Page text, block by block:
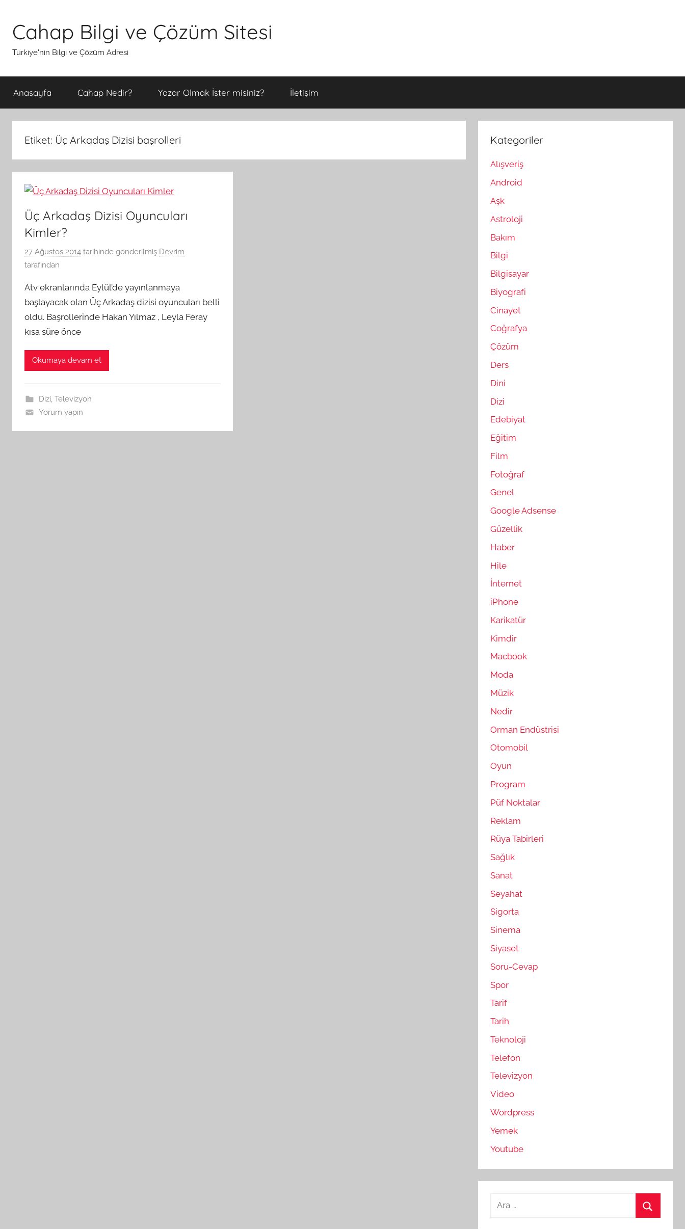
Cahap Bilgi ve Çözüm Sitesi
Türkiye'nin Bilgi ve Çözüm Adresi
Anasayfa Cahap Nedir? Yazar Olmak İster misiniz? İletişim
Etiket: Üç Arkadaş Dizisi başrolleri
Üç Arkadaş Dizisi Oyuncuları
Kimler?
27 Ağustos 2014 tarihinde gönderilmiş Devrim
tarafından
Atv ekranlarında Eylül’de yayınlanmaya
başlayacak olan Üç Arkadaş dizisi oyuncuları belli
oldu. Başrollerinde Hakan Yılmaz , Leyla Feray
kısa süre önce
Okumaya devam et
Dizi, Televizyon
Yorum yapın
Kategoriler
Alışveriş
Android
Aşk
Astroloji
Bakım
Bilgi
Bilgisayar
Biyografi
Cinayet
Coğrafya
Çözüm
Ders
Dini
Dizi
Edebiyat
Eğitim
Film
Fotoğraf
Genel
Google Adsense
Güzellik
Haber
Hile
İnternet
iPhone
Karikatür
Kimdir
Macbook
Moda
Müzik
Nedir
Orman Endüstrisi
Otomobil
Oyun
Program
Püf Noktalar
Reklam
Rüya Tabirleri
Sağlık
Sanat
Seyahat
Sigorta
Sinema
Siyaset
Soru-Cevap
Spor
Tarif
Tarih
Teknoloji
Telefon
Televizyon
Video
Wordpress
Yemek
Youtube
Arama: